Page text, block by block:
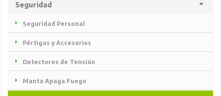
Seguridad
Seguridad Personal
Pértigas y Accesorios
Detectores de Tensión
Manta Apaga Fuego